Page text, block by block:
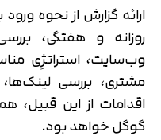
ارائه گزارش از نحوه
روزانه و هفتگی،
وب‌سایت، استراتژِی
مشتری، بررسی
اقدامات از این قبیل،
گوگل خواهد بود.